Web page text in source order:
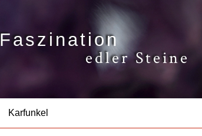
Faszination
edler Steine
Karfunkel